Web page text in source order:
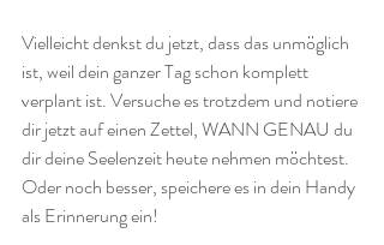
Vielleicht denkst du jetzt, dass das unmöglich
ist, weil dein ganzer Tag schon komplett
verplant ist. Versuche es trotzdem und notiere
dir jetzt auf einen Zettel, WANN GENAU du
dir deine Seelenzeit heute nehmen möchtest.
Oder noch besser, speichere es in dein Handy
als Erinnerung ein!